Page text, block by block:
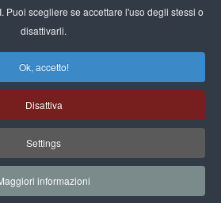
Puoi scegliere se accettare l'uso degli stessi o
disattivarli.
Ok, accetto!
Disattiva
Settings
informazioni
lk yt
Chi siamo
Contatti
& Cookies
Newsletter